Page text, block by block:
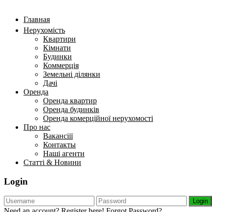
Главная
Нерухомість
Квартири
Кімнати
Будинки
Коммерція
Земельні ділянки
Дачі
Оренда
Оренда квартир
Оренда будинків
Оренда комерційної нерухомості
Про нас
Вакансіії
Контакты
Наші агенти
Статті & Новини
Login
Login